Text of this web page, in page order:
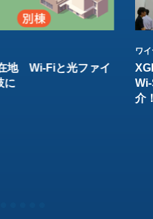
地 Wi-Fiと光ファイ
に
ワ
介